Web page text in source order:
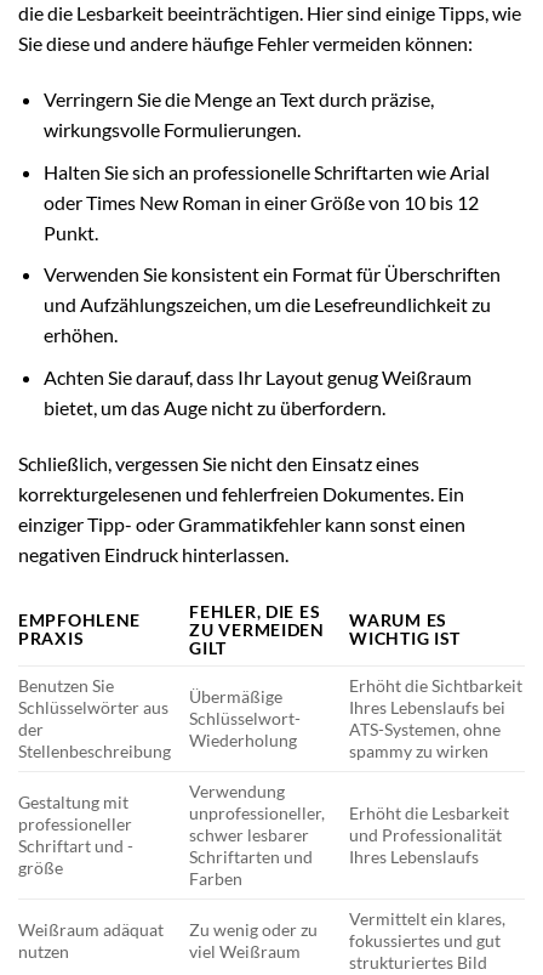
die die Lesbarkeit beeinträchtigen. Hier sind einige Tipps, wie
Sie diese und andere häufige Fehler vermeiden können:
Verringern Sie die Menge an Text durch präzise,
wirkungsvolle Formulierungen.
Halten Sie sich an professionelle Schriftarten wie Arial
oder Times New Roman in einer Größe von 10 bis 12
Punkt.
Verwenden Sie konsistent ein Format für Überschriften
und Aufzählungszeichen, um die Lesefreundlichkeit zu
erhöhen.
Achten Sie darauf, dass Ihr Layout genug Weißraum
bietet, um das Auge nicht zu überfordern.
Schließlich, vergessen Sie nicht den Einsatz eines
korrekturgelesenen und fehlerfreien Dokumentes. Ein
einziger Tipp- oder Grammatikfehler kann sonst einen
negativen Eindruck hinterlassen.
EMPFOHLENE
PRAXIS
FEHLER, DIE ES
ZU VERMEIDEN
GILT
WARUM ES
WICHTIG IST
Benutzen Sie
Schlüsselwörter aus
der
Stellenbeschreibung
Übermäßige
Schlüsselwort-
Wiederholung
Erhöht die Sichtbarkeit
Ihres Lebenslaufs bei
ATS-Systemen, ohne
spammy zu wirken
Gestaltung mit
professioneller
Schriftart und -
größe
Verwendung
unprofessioneller,
schwer lesbarer
Schriftarten und
Farben
Erhöht die Lesbarkeit
und Professionalität
Ihres Lebenslaufs
Weißraum adäquat
nutzen
Zu wenig oder zu
viel Weißraum
Vermittelt ein klares,
fokussiertes und gut
strukturiertes Bild